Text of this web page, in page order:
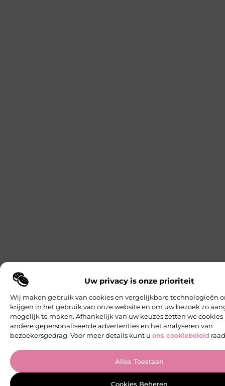
Uw privacy is onze prioriteit
Wij maken gebruik van cookies en vergelijkbare technologieën
krijgen in het gebruik van onze website en om uw bezoek zo
mogelijk te maken. Afhankelijk van uw keuzes zetten we cookies
andere gepersonaliseerde advertenties en het analyseren van
bezoekersgedrag. Voor meer details kunt u ons cookiebeleid
Alles Toestaan
Cookies Beheren